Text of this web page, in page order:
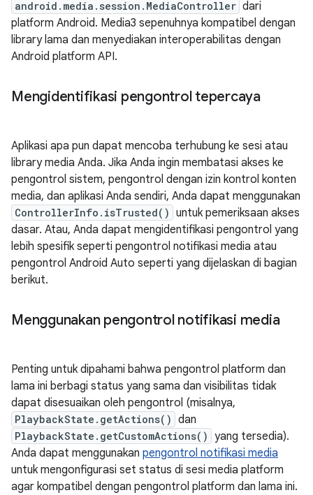
android.media.session.MediaController dari
platform Android. Media3 sepenuhnya kompatibel dengan
library lama dan menyediakan interoperabilitas dengan
Android platform API.
Mengidentifikasi pengontrol tepercaya
Aplikasi apa pun dapat mencoba terhubung ke sesi atau
library media Anda. Jika Anda ingin membatasi akses ke
pengontrol sistem, pengontrol dengan izin kontrol konten
media, dan aplikasi Anda sendiri, Anda dapat menggunakan
ControllerInfo.isTrusted() untuk pemeriksaan akses
dasar. Atau, Anda dapat mengidentifikasi pengontrol yang
lebih spesifik seperti pengontrol notifikasi media atau
pengontrol Android Auto seperti yang dijelaskan di bagian
berikut.
Menggunakan pengontrol notifikasi media
Penting untuk dipahami bahwa pengontrol platform dan
lama ini berbagi status yang sama dan visibilitas tidak
dapat disesuaikan oleh pengontrol (misalnya,
PlaybackState.getActions() dan
PlaybackState.getCustomActions() yang tersedia).
Anda dapat menggunakan pengontrol notifikasi media
untuk mengonfigurasi set status di sesi media platform
agar kompatibel dengan pengontrol platform dan lama ini.